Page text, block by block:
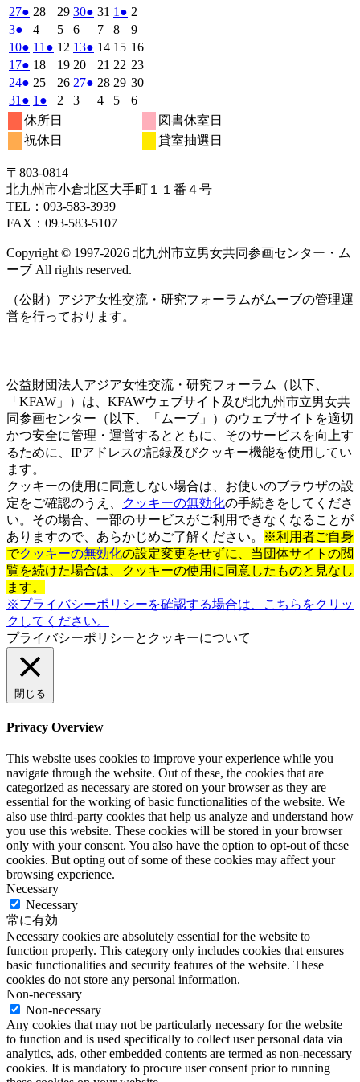
曜
日
曜
日
曜
日
曜
日
曜
日
曜
日
272026
年
7
月
27
日
● (1
件
の
イ
ベ
ン
ト)
282026
7
月
日
292026
年
7
月
29
日
302026
7
月
30
日
● (1
件
の
イ
ベ
ン
31 2026
年
7
月
31
日
1 2026
年
8
月
1
日
● (1
件
の
イ
ベ
ン
ト)
2
年
8
月
2
日
32026
年
8
月
3
日
●
件
の
イ
ベ
ン
ト)
42026
年
8
月
4
日
52026
年
8
月
5
日
62026
年
8
月
6
日
72026
年
8
月
7
日
82026
年
8
月
8
日
92026
年
8
月
9
日
102026
年
8
月
10
日
● (1
件
の
イ
ベ
ン
ト)
11 2026
11
日
● (1
件
の
イ
ベ
ン
ト)
12 2026
年
8
月
12
132026
年
8
月
● (1
件
の
イ
142026
年
8
月
14
152026
年
8
月
15
162026
8
16
172026
年
8
月
17
日
● (1
件
の
イ
ベ
ン
182026
月
18
日
192026
年
8
202026
年
21 2026
年
8
22 2026
年
232026
年
月
242026
年
8
月
24
● (1
件
の
イ
ベ
ト)
252026
年
8
月
25
262026
年
272026
● (1
件
ト)
282026
年
292026
年
302026
8
月
31 2026
年
8
月
日
● (1
件
の
イ
ベ
ン
ト)
1 2026
年
9
月
日
●
件
の
イ
ベ
ン
ト)
2 2026
日
32026
42026
52026
62026
年
9
休所日
図書休室日
祝休日
貸室抽選日
〒803‐0814
北九州市小倉北区大手町１１番４号
TEL：093‐583‐3939
FAX：093‐583‐5107
Copyright © 1997‐2026 北九州市立男女共同参画センター・ム
ーブ All rights reserved.
（公財）アジア女性交流・研究フォーラムがムーブの管理運
営を行っております。
公益財団法人アジア女性交流・研究フォーラム（以下、
「KFAW」）は、KFAWウェブサイト及び北九州市立男女共
同参画センター（以下、「ムーブ」）のウェブサイトを適切
かつ安全に管理・運営するとともに、そのサービスを向上す
るために、IPアドレスの記録及びクッキー機能を使用してい
ます。
クッキーの使用に同意しない場合は、お使いのブラウザの設
定をご確認のうえ、
クッキーの無効化の手続きをしてくださ
い。その場合、一部のサービスがご利用できなくなることが
ありますので、あらかじめご了解ください。
※利用者ご自身
でクッキーの無効化の設定変更をせずに、当団体サイトの閲
覧を続けた場合は、クッキーの使用に同意したものと見なし
ます。
※プライバシーポリシーを確認する場合は、こちらをクリッ
クしてください。
プライバシーポリシーとクッキーについて
閉じる
Privacy Overview
This website uses cookies to improve your experience while you
navigate through the website. Out of these, the cookies that are
categorized as necessary are stored on your browser as they are
essential for the working of basic functionalities of the website. We
also use third-party cookies that help us analyze and understand how
you use this website. These cookies will be stored in your browser
only with your consent. You also have the option to opt-out of these
cookies. But opting out of some of these cookies may affect your
browsing experience.
Necessary
Necessary
常に有効
Necessary cookies are absolutely essential for the website to
function properly. This category only includes cookies that ensures
basic functionalities and security features of the website. These
cookies do not store any personal information.
Non-necessary
Non-necessary
Any cookies that may not be particularly necessary for the website
to function and is used specifically to collect user personal data via
analytics, ads, other embedded contents are termed as non-necessary
cookies. It is mandatory to procure user consent prior to running